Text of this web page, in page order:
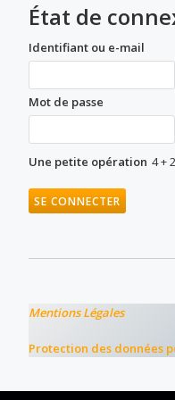
État de
Identifiant ou e-mail
Mot de passe
Une petite opération 4 +
Mentions Légales
Protection des données